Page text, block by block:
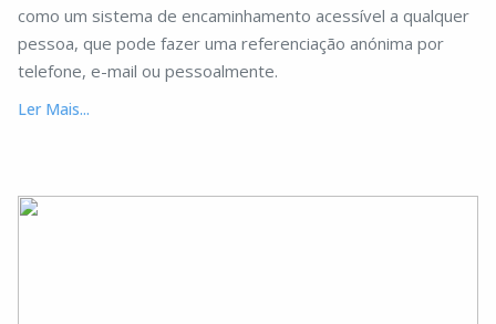
como um sistema de encaminhamento acessível a qualquer
pessoa, que pode fazer uma referenciação anónima por
telefone, e-mail ou pessoalmente.
Ler Mais...